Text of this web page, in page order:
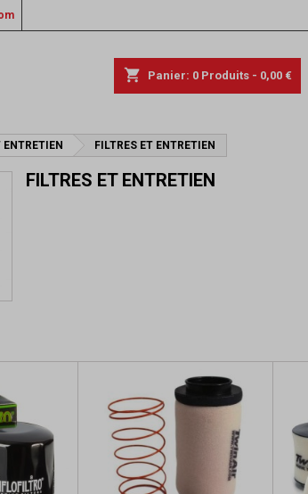
shopping_cart Panier: 0 Produits - 0,00 €
ENTRETIEN FILTRES ET ENTRETIEN
FILTRES ET ENTRETIEN